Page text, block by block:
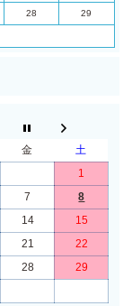
28 29
金
土
1
7
8
14
15
21
22
28
29